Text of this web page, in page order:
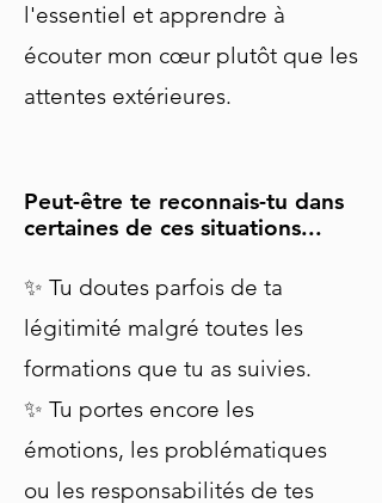
l'essentiel et apprendre à
écouter mon cœur plutôt que les
attentes extérieures.
Peut-être te reconnais-tu dans
certaines de ces situations...
✨ Tu doutes parfois de ta
légitimité malgré toutes les
formations que tu as suivies.
✨ Tu portes encore les
émotions, les problématiques
ou les responsabilités de tes